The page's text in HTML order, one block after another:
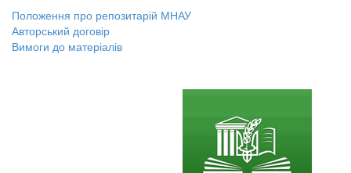
Положення про репозитарій МНАУ
Авторський договір
Вимоги до матеріалів